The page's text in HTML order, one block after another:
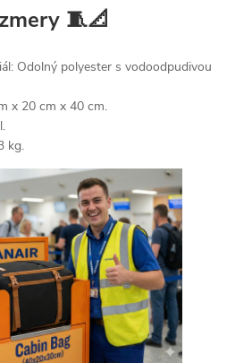
🧵📐
Odolný polyester s vodoodpudivou
x 20 cm x 40 cm.
kg.